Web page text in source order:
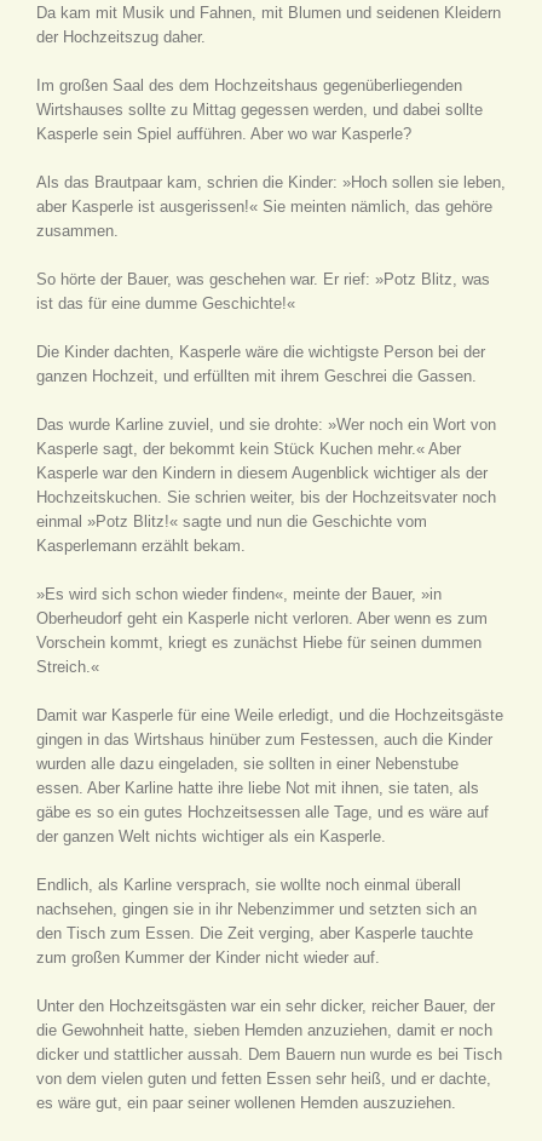
Da kam mit Musik und Fahnen, mit Blumen und seidenen Kleidern
der Hochzeitszug daher.
Im großen Saal des dem Hochzeitshaus gegenüberliegenden
Wirtshauses sollte zu Mittag gegessen werden, und dabei sollte
Kasperle sein Spiel aufführen. Aber wo war Kasperle?
Als das Brautpaar kam, schrien die Kinder: »Hoch sollen sie leben,
aber Kasperle ist ausgerissen!« Sie meinten nämlich, das gehöre
zusammen.
So hörte der Bauer, was geschehen war. Er rief: »Potz Blitz, was
ist das für eine dumme Geschichte!«
Die Kinder dachten, Kasperle wäre die wichtigste Person bei der
ganzen Hochzeit, und erfüllten mit ihrem Geschrei die Gassen.
Das wurde Karline zuviel, und sie drohte: »Wer noch ein Wort von
Kasperle sagt, der bekommt kein Stück Kuchen mehr.« Aber
Kasperle war den Kindern in diesem Augenblick wichtiger als der
Hochzeitskuchen. Sie schrien weiter, bis der Hochzeitsvater noch
einmal »Potz Blitz!« sagte und nun die Geschichte vom
Kasperlemann erzählt bekam.
»Es wird sich schon wieder finden«, meinte der Bauer, »in
Oberheudorf geht ein Kasperle nicht verloren. Aber wenn es zum
Vorschein kommt, kriegt es zunächst Hiebe für seinen dummen
Streich.«
Damit war Kasperle für eine Weile erledigt, und die Hochzeitsgäste
gingen in das Wirtshaus hinüber zum Festessen, auch die Kinder
wurden alle dazu eingeladen, sie sollten in einer Nebenstube
essen. Aber Karline hatte ihre liebe Not mit ihnen, sie taten, als
gäbe es so ein gutes Hochzeitsessen alle Tage, und es wäre auf
der ganzen Welt nichts wichtiger als ein Kasperle.
Endlich, als Karline versprach, sie wollte noch einmal überall
nachsehen, gingen sie in ihr Nebenzimmer und setzten sich an
den Tisch zum Essen. Die Zeit verging, aber Kasperle tauchte
zum großen Kummer der Kinder nicht wieder auf.
Unter den Hochzeitsgästen war ein sehr dicker, reicher Bauer, der
die Gewohnheit hatte, sieben Hemden anzuziehen, damit er noch
dicker und stattlicher aussah. Dem Bauern nun wurde es bei Tisch
von dem vielen guten und fetten Essen sehr heiß, und er dachte,
es wäre gut, ein paar seiner wollenen Hemden auszuziehen.